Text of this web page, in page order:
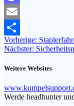
Mastodon
Email
Teilen
Vorherige: Vorheriger
Beitrag:
Nächster: Nächster
Weitere Websites
Werde headhunter